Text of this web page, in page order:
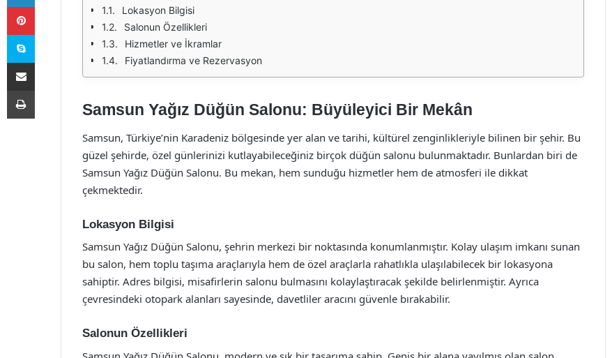
Lokasyon Bilgisi
Salonun Özellikleri
Hizmetler ve İkramlar
Fiyatlandırma ve Rezervasyon
Samsun Yağız Düğün Salonu: Büyüleyici Bir Mekân
Samsun, Türkiye’nin Karadeniz bölgesinde yer alan ve tarihi, kültürel zenginlikleriyle bilinen bir şehir. Bu
güzel şehirde, özel günlerinizi kutlayabileceğiniz birçok düğün salonu bulunmaktadır. Bunlardan biri de
Samsun Yağız Düğün Salonu. Bu mekan, hem sunduğu hizmetler hem de atmosferi ile dikkat
çekmektedir.
Lokasyon Bilgisi
Samsun Yağız Düğün Salonu, şehrin merkezi bir noktasında konumlanmıştır. Kolay ulaşım imkanı sunan
bu salon, hem toplu taşıma araçlarıyla hem de özel araçlarla rahatlıkla ulaşılabilecek bir lokasyona
sahiptir. Adres bilgisi, misafirlerin salonu bulmasını kolaylaştıracak şekilde belirlenmiştir. Ayrıca
çevresindeki otopark alanları sayesinde, davetliler aracını güvenle bırakabilir.
Salonun Özellikleri
Pinterest
Skype
E-Posta ile paylaş